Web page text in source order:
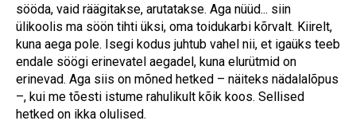
sööda, vaid räägitakse, arutatakse. Aga nüüd... siin
ülikoolis ma söön tihti üksi, oma toidukarbi kõrvalt. Kiirelt,
kuna aega pole. Isegi kodus juhtub vahel nii, et igaüks teeb
endale söögi erinevatel aegadel, kuna elurütmid on
erinevad. Aga siis on mõned hetked – näiteks nädalalõpus
–, kui me tõesti istume rahulikult kõik koos. Sellised
hetked on ikka olulised.